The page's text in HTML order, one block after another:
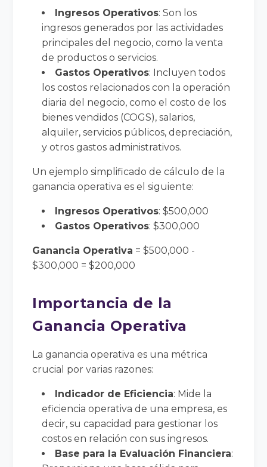
Ingresos Operativos: Son los
ingresos generados por las actividades
principales del negocio, como la venta
de productos o servicios.
Gastos Operativos: Incluyen todos
los costos relacionados con la operación
diaria del negocio, como el costo de los
bienes vendidos (COGS), salarios,
alquiler, servicios públicos, depreciación,
y otros gastos administrativos.
Un ejemplo simplificado de cálculo de la
ganancia operativa es el siguiente:
Ingresos Operativos: $500,000
Gastos Operativos: $300,000
Ganancia Operativa = $500,000 -
$300,000 = $200,000
Importancia de la
Ganancia Operativa
La ganancia operativa es una métrica
crucial por varias razones:
Indicador de Eficiencia: Mide la
eficiencia operativa de una empresa, es
decir, su capacidad para gestionar los
costos en relación con sus ingresos.
Base para la Evaluación Financiera: